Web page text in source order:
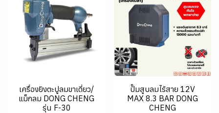
เครื่องยิงตะปูลมขาเดี่ยว/
แม็กลม DONG CHENG
รุ่น F-30
ปั๊มสูบลมไร้สาย 12V
MAX 8.3 BAR DONG
CHENG